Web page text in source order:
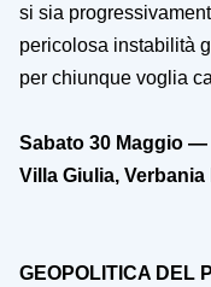
si sia
pericolosa instabilità
per chiunque voglia
Sabato 30 Maggio —
Villa Giulia, Verbania
GEOPOLITICA DEL